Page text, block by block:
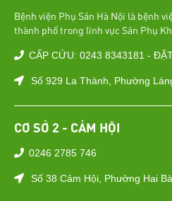
Bệnh viện Phụ Sản Hà Nội là bệnh
thành phố trong lĩnh vực Sản Phụ
CẤP CỨU: 0243 8343181 -
Số 929 La Thành, Phường
CƠ SỞ 2 - CẢM HỘI
0246 2785 746
Số 38 Cảm Hội, Phường Hai